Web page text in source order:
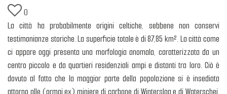
0
La città ha probabilmente origini celtiche, sebbene non conservi
testimonianze storiche. La superficie totale è di 87,85 km². La città come
ci appare oggi presenta una morfologia anomala, caratterizzata da un
centro piccolo e da quartieri residenziali ampi e distanti tra loro. Ciò è
dovuto al fatto che la maggior parte della popolazione si è insediata